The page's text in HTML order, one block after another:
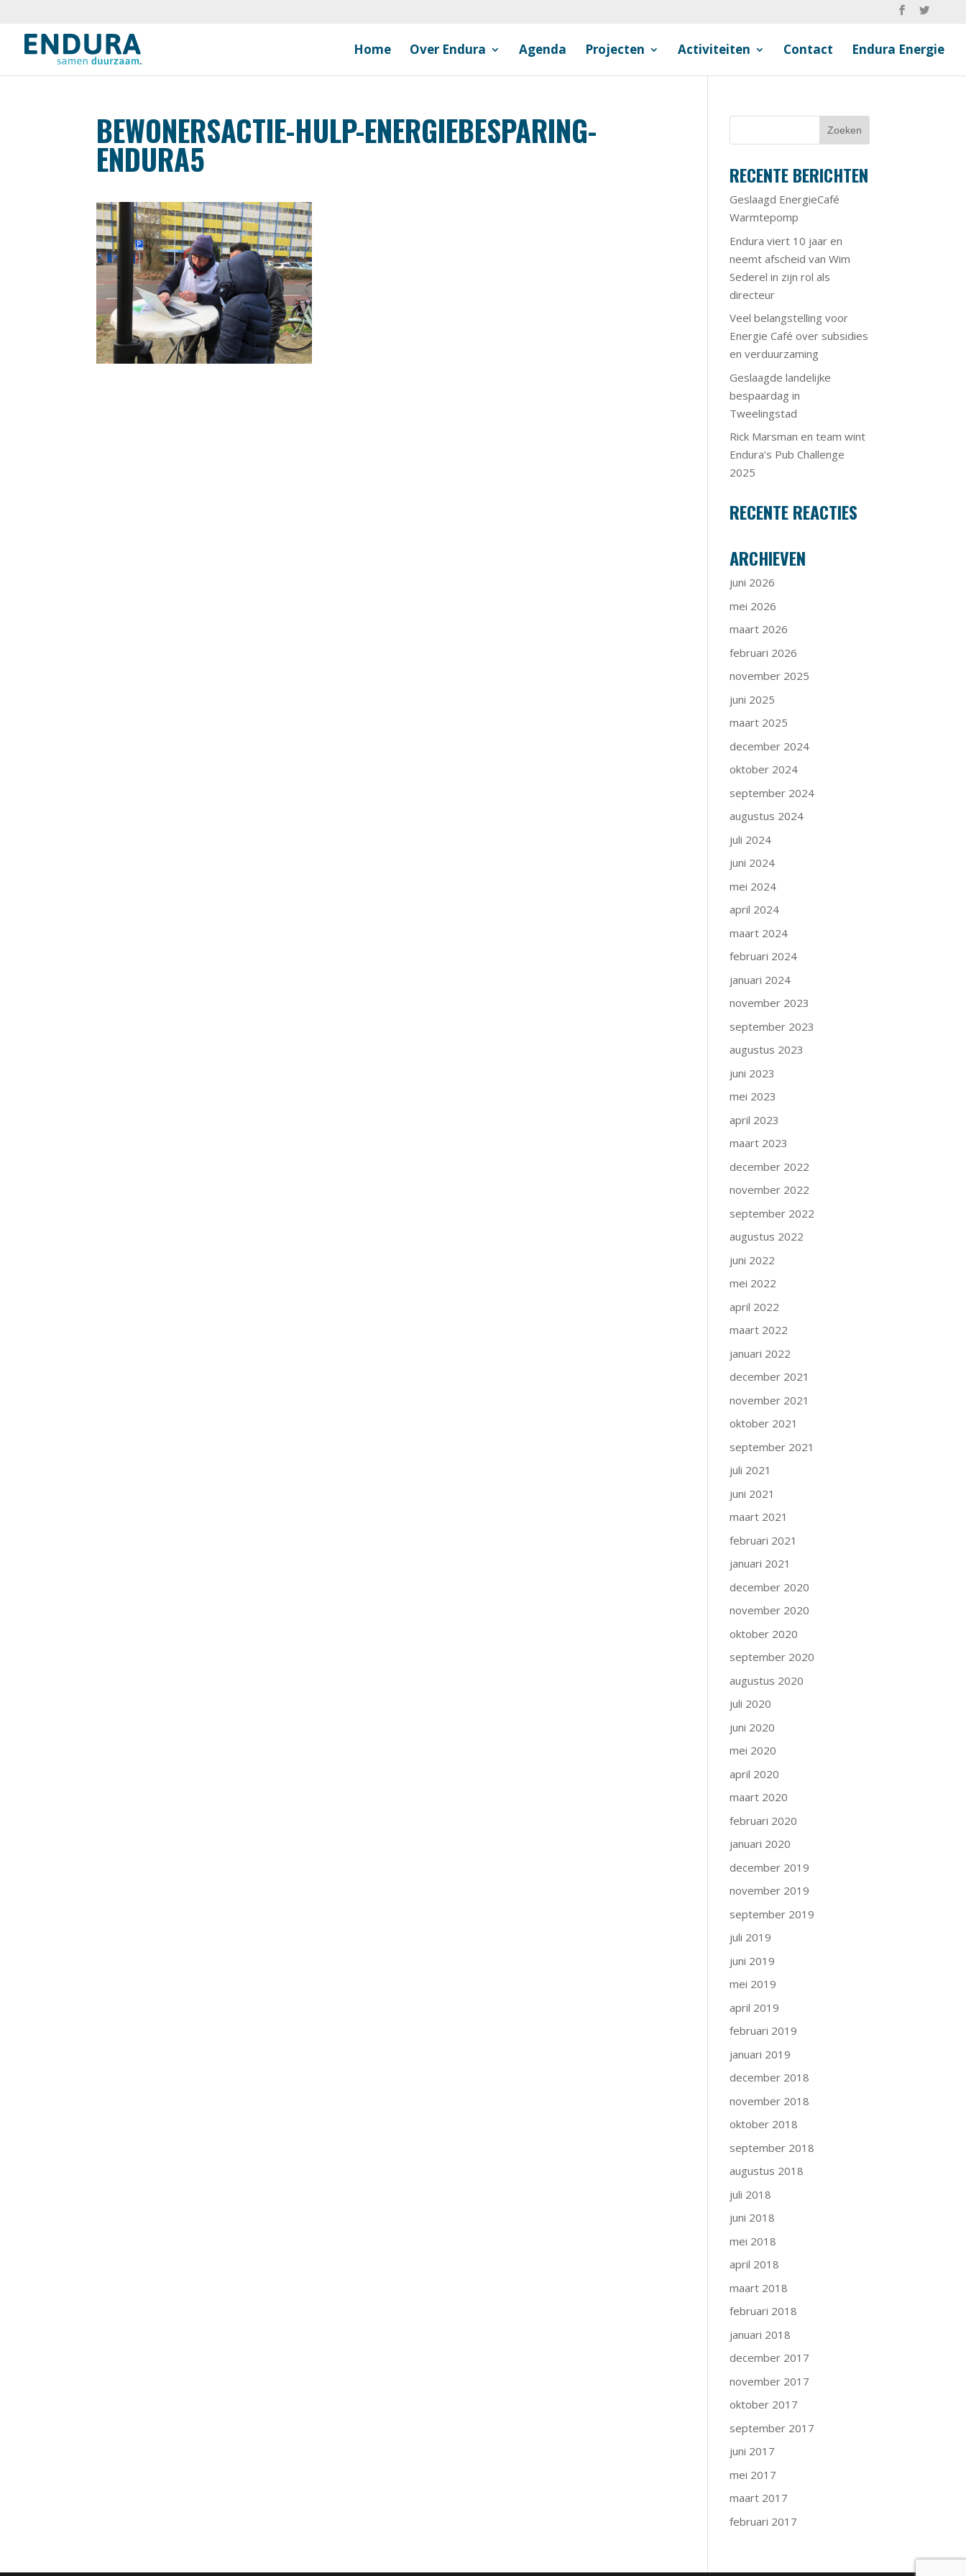
Home Over Endura Agenda Projecten Activiteiten Contact Endura Energie
BEWONERSACTIE-HULP-ENERGIEBESPARING-
ENDURA5 RECENTE BERICHTEN
Geslaagd EnergieCafé
Warmtepomp
Endura viert 10 jaar en
neemt afscheid van Wim
Sederel in zijn rol als
directeur
Veel belangstelling voor
Energie Café over subsidies
en verduurzaming
Geslaagde landelijke
bespaardag in
Tweelingstad
Rick Marsman en team wint
Endura’s Pub Challenge
2025
RECENTE REACTIES
ARCHIEVEN
juni 2026
mei 2026
maart 2026
februari 2026
november 2025
juni 2025
maart 2025
december 2024
oktober 2024
september 2024
augustus 2024
juli 2024
juni 2024
mei 2024
april 2024
maart 2024
februari 2024
januari 2024
november 2023
september 2023
augustus 2023
juni 2023
mei 2023
april 2023
maart 2023
december 2022
november 2022
september 2022
augustus 2022
juni 2022
mei 2022
april 2022
maart 2022
januari 2022
december 2021
november 2021
oktober 2021
september 2021
juli 2021
juni 2021
maart 2021
februari 2021
januari 2021
december 2020
november 2020
oktober 2020
september 2020
augustus 2020
juli 2020
juni 2020
mei 2020
april 2020
maart 2020
februari 2020
januari 2020
december 2019
november 2019
september 2019
juli 2019
juni 2019
mei 2019
april 2019
februari 2019
januari 2019
december 2018
november 2018
oktober 2018
september 2018
augustus 2018
juli 2018
juni 2018
mei 2018
april 2018
maart 2018
februari 2018
januari 2018
december 2017
november 2017
oktober 2017
september 2017
juni 2017
mei 2017
maart 2017
februari 2017